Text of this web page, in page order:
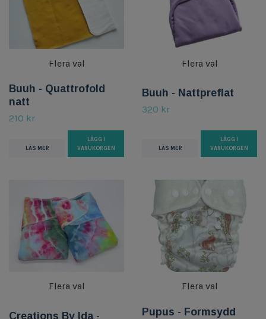
Flera val
Buuh - Quattrofold
natt
210 kr
LÄS MER
LÄGG I
VARUKORGEN
Flera val
Buuh - Nattpreflat
320 kr
LÄS MER
LÄGG I
VARUKORGEN
Flera val
Creations By Ida -
Flera val
Pupus - Formsydd